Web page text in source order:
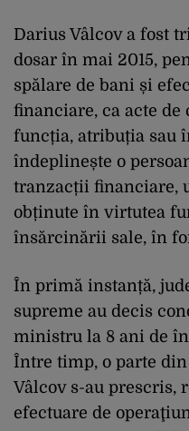
Darius Vâlcov a fost
dosar în mai 2015,
spălare de bani și
financiare, ca acte
funcția, atribuția sau
îndeplinește o
tranzacții financiare,
obținute în virtutea
însărcinării sale, în
În primă instanță,
supreme au decis
ministru la 8 ani de
Între timp, o parte
Vâlcov s-au prescris,
efectuare de